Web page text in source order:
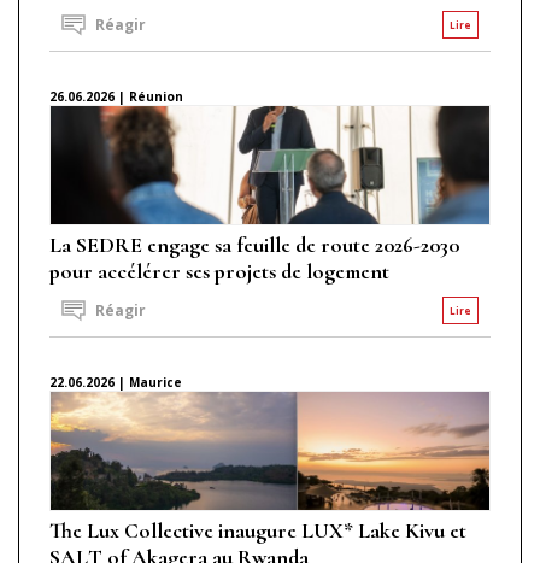
Lire
Réagir
26.06.2026 | Réunion
La SEDRE engage sa feuille de route 2026-2030
pour accélérer ses projets de logement
Lire
Réagir
22.06.2026 | Maurice
The Lux Collective inaugure LUX* Lake Kivu et
SALT of Akagera au Rwanda